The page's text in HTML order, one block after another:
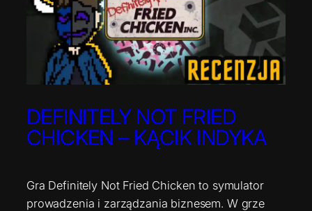
DEFINITELY NOT FRIED
CHICKEN – KĄCIK INDYKA
Gra Definitely Not Fried Chicken to symulator
prowadzenia i zarządzania biznesem. W grze